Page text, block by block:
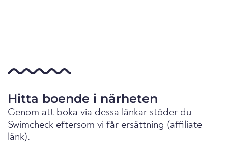
Hitta boende i närheten
Genom att boka via dessa länkar stöder du
Swimcheck eftersom vi får ersättning (affiliate
länk).